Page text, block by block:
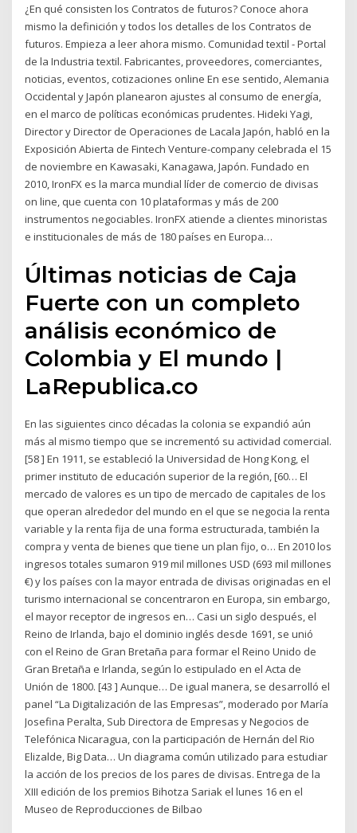
¿En qué consisten los Contratos de futuros? Conoce ahora
mismo la definición y todos los detalles de los Contratos de
futuros. Empieza a leer ahora mismo. Comunidad textil - Portal
de la Industria textil. Fabricantes, proveedores, comerciantes,
noticias, eventos, cotizaciones online En ese sentido, Alemania
Occidental y Japón planearon ajustes al consumo de energía,
en el marco de políticas económicas prudentes. Hideki Yagi,
Director y Director de Operaciones de Lacala Japón, habló en la
Exposición Abierta de Fintech Venture-company celebrada el 15
de noviembre en Kawasaki, Kanagawa, Japón. Fundado en
2010, IronFX es la marca mundial líder de comercio de divisas
on line, que cuenta con 10 plataformas y más de 200
instrumentos negociables. IronFX atiende a clientes minoristas
e institucionales de más de 180 países en Europa…
Últimas noticias de Caja
Fuerte con un completo
análisis económico de
Colombia y El mundo |
LaRepublica.co
En las siguientes cinco décadas la colonia se expandió aún
más al mismo tiempo que se incrementó su actividad comercial.
[58 ] En 1911, se estableció la Universidad de Hong Kong, el
primer instituto de educación superior de la región, [60… El
mercado de valores es un tipo de mercado de capitales de los
que operan alrededor del mundo en el que se negocia la renta
variable y la renta fija de una forma estructurada, también la
compra y venta de bienes que tiene un plan fijo, o… En 2010 los
ingresos totales sumaron 919 mil millones USD (693 mil millones
€) y los países con la mayor entrada de divisas originadas en el
turismo internacional se concentraron en Europa, sin embargo,
el mayor receptor de ingresos en… Casi un siglo después, el
Reino de Irlanda, bajo el dominio inglés desde 1691, se unió
con el Reino de Gran Bretaña para formar el Reino Unido de
Gran Bretaña e Irlanda, según lo estipulado en el Acta de
Unión de 1800. [43 ] Aunque… De igual manera, se desarrolló el
panel “La Digitalización de las Empresas”, moderado por María
Josefina Peralta, Sub Directora de Empresas y Negocios de
Telefónica Nicaragua, con la participación de Hernán del Rio
Elizalde, Big Data… Un diagrama común utilizado para estudiar
la acción de los precios de los pares de divisas. Entrega de la
XIII edición de los premios Bihotza Sariak el lunes 16 en el
Museo de Reproducciones de Bilbao